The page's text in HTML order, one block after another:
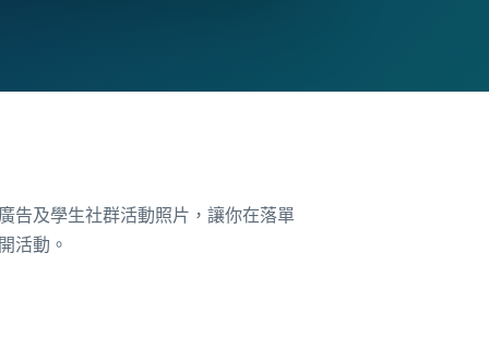
告及學生社群活動照片，讓你在落單
活動。